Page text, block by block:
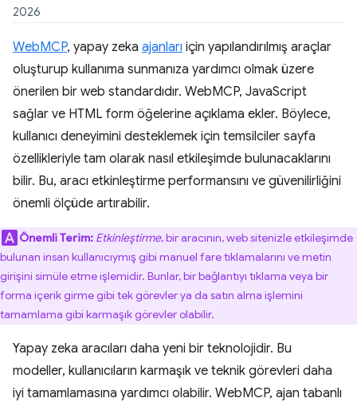
2026
WebMCP, yapay zeka ajanları için yapılandırılmış araçlar
oluşturup kullanıma sunmanıza yardımcı olmak üzere
önerilen bir web standardıdır. WebMCP, JavaScript
sağlar ve HTML form öğelerine açıklama ekler. Böylece,
kullanıcı deneyimini desteklemek için temsilciler sayfa
özellikleriyle tam olarak nasıl etkileşimde bulunacaklarını
bilir. Bu, aracı etkinleştirme performansını ve güvenilirliğini
önemli ölçüde artırabilir.
Önemli Terim: Etkinleştirme, bir aracının, web sitenizle etkileşimde
bulunan insan kullanıcıymış gibi manuel fare tıklamalarını ve metin
girişini simüle etme işlemidir. Bunlar, bir bağlantıyı tıklama veya bir
forma içerik girme gibi tek görevler ya da satın alma işlemini
tamamlama gibi karmaşık görevler olabilir.
Yapay zeka aracıları daha yeni bir teknolojidir. Bu
modeller, kullanıcıların karmaşık ve teknik görevleri daha
iyi tamamlamasına yardımcı olabilir. WebMCP, ajan tabanlı